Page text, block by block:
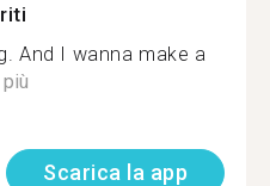
And I wanna make a
Scarica la app